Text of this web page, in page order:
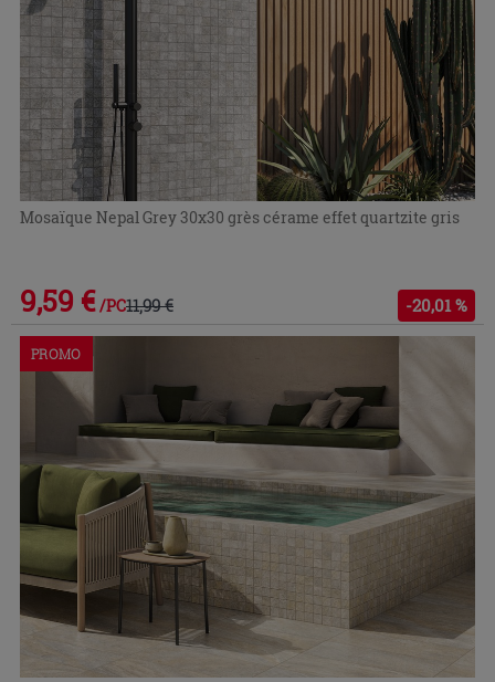
Mosaïque Nepal Grey 30x30 grès cérame effet quartzite gris
9,59 € /PC11,99 € -20,01 %
PROMO